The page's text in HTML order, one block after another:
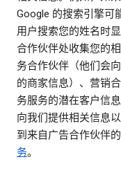
Google 的搜索引擎可
用户搜索您的姓名时
合作伙伴处收集您的
务合作伙伴（他们会
的商家信息）、营销
务服务的潜在客户信
向我们提供相关信息
到来自广告合作伙伴
务。